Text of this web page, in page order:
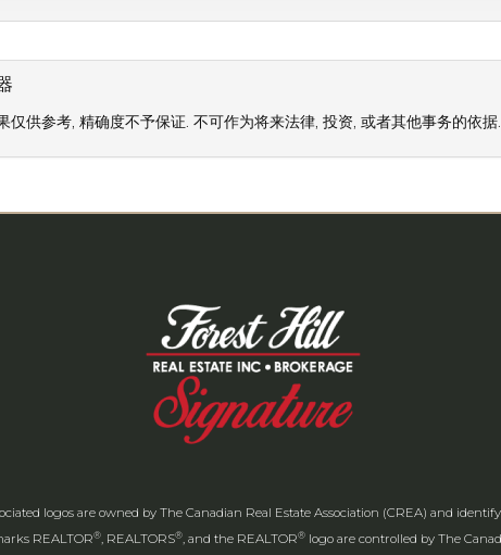
仅供参考, 精确度不予保证. 不可作为将来法律, 投资, 或者其他事务的依据.
logos are owned by The Canadian Real Estate Association (CREA) and
REALTOR®, REALTORS®, and the REALTOR®logo are controlled by The